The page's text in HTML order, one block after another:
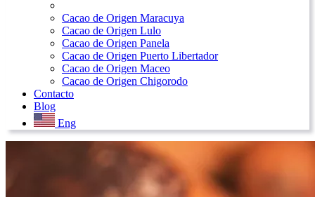
Cacao de Origen Maracuya
Cacao de Origen Lulo
Cacao de Origen Panela
Cacao de Origen Puerto Libertador
Cacao de Origen Maceo
Cacao de Origen Chigorodo
Contacto
Blog
Eng